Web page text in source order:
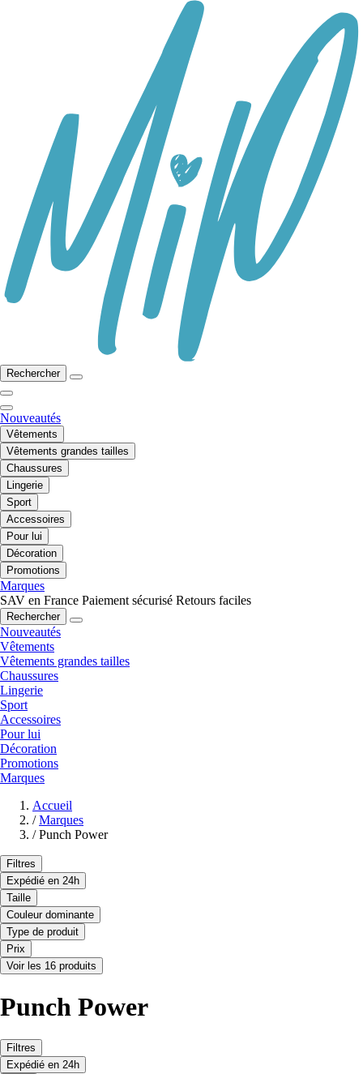
Rechercher
Nouveautés
Vêtements
Vêtements grandes tailles
Chaussures
Lingerie
Sport
Accessoires
Pour lui
Décoration
Promotions
Marques
SAV en France Paiement sécurisé Retours faciles
Rechercher
Nouveautés
Vêtements
Vêtements grandes tailles
Chaussures
Lingerie
Sport
Accessoires
Pour lui
Décoration
Promotions
Marques
Accueil
/ Marques
/ Punch Power
Filtres
Expédié en 24h
Taille
Couleur dominante
Type de produit
Prix
Voir les 16 produits
Punch Power
Filtres
Expédié en 24h